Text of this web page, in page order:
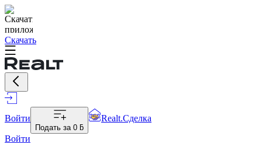
Скачать
Войти
Подать за 0 ƃ
Realt.Сделка
Войти